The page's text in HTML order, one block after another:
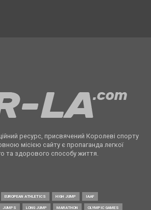
ресурс, присвячений Королеві спорту
місією сайту є пропаганда легкої
та здорового способу життя.
EUROPEAN ATHLETICS HIGH JUMP IAAF
JUMPS LONG JUMP MARATHON OLYMPIC GAMES